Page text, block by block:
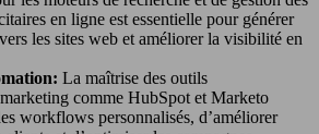
en ligne est essentielle pour générer
les sites web et améliorer la visibilité en
La maîtrise des outils
comme HubSpot et Marketo
workflows personnalisés, d’améliorer